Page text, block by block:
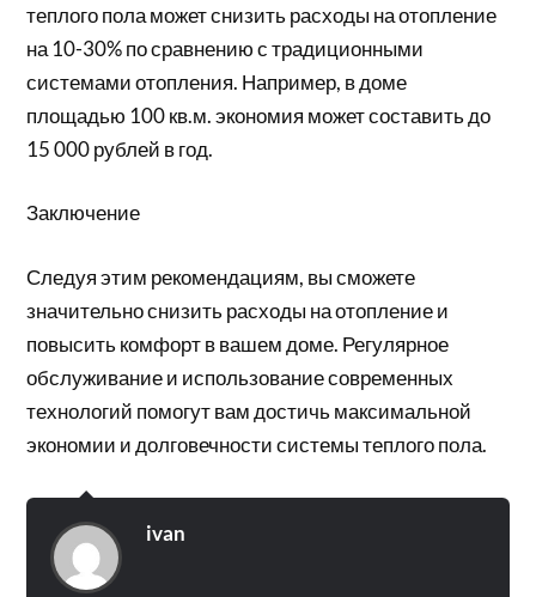
теплого пола может снизить расходы на отопление
на 10-30% по сравнению с традиционными
системами отопления. Например, в доме
площадью 100 кв.м. экономия может составить до
15 000 рублей в год.
Заключение
Следуя этим рекомендациям, вы сможете
значительно снизить расходы на отопление и
повысить комфорт в вашем доме. Регулярное
обслуживание и использование современных
технологий помогут вам достичь максимальной
экономии и долговечности системы теплого пола.
ivan